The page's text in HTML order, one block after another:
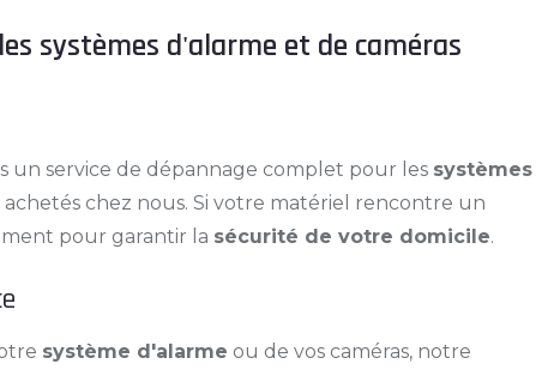
systèmes d'alarme et de caméras
un service de dépannage complet pour les systèmes
achetés chez nous. Si votre matériel rencontre un
pour garantir la sécurité de votre domicile.
système d'alarme ou de vos caméras, notre